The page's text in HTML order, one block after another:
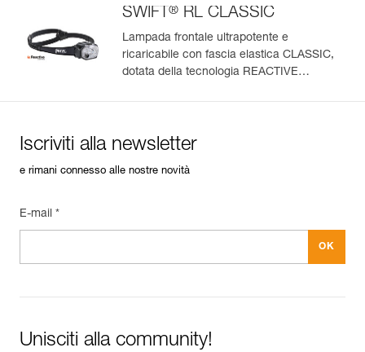
SWIFT ® RL CLASSIC
Lampada frontale ultrapotente e
ricaricabile con fascia elastica CLASSIC,
dotata della tecnologia REACTIVE
Iscriviti alla newsletter
e rimani connesso alle nostre novità
E-mail *
Unisciti alla community!